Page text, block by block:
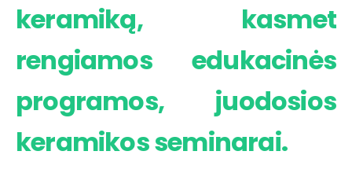
keramiką, kasmet
rengiamos edukacinės
programos, juodosios
keramikos seminarai.